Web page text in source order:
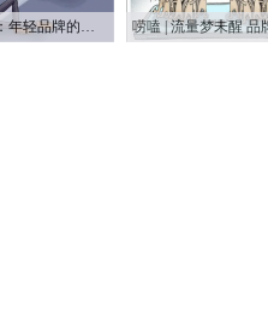
唠嗑|碰瓷：年轻品牌的第一次营销战